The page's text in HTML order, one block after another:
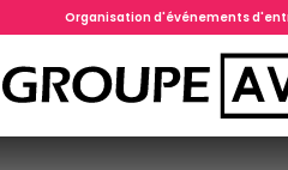
Organisation d'événements